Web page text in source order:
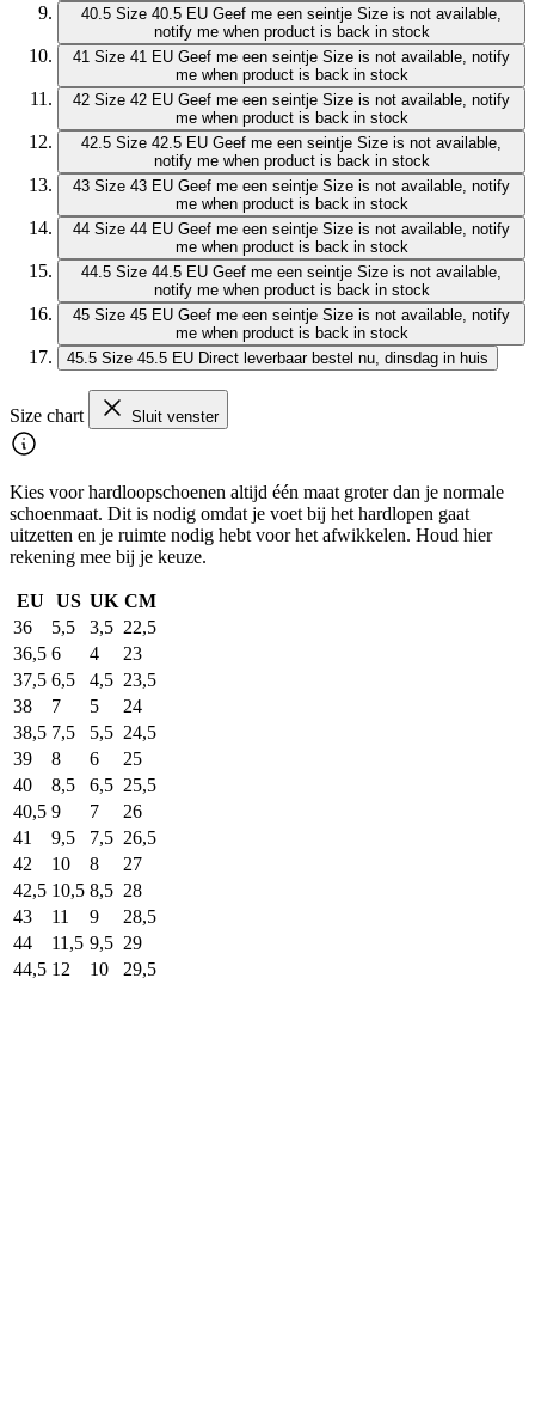
40.5 Size 40.5 EU Geef me een seintje Size is not available,
notify me when product is back in stock
41 Size 41 EU Geef me een seintje Size is not available, notify
me when product is back in stock
42 Size 42 EU Geef me een seintje Size is not available, notify
me when product is back in stock
42.5 Size 42.5 EU Geef me een seintje Size is not available,
notify me when product is back in stock
43 Size 43 EU Geef me een seintje Size is not available, notify
me when product is back in stock
44 Size 44 EU Geef me een seintje Size is not available, notify
me when product is back in stock
44.5 Size 44.5 EU Geef me een seintje Size is not available,
notify me when product is back in stock
45 Size 45 EU Geef me een seintje Size is not available, notify
me when product is back in stock
45.5 Size 45.5 EU Direct leverbaar bestel nu, dinsdag in huis
Size chart Sluit venster
Kies voor hardloopschoenen altijd één maat groter dan je normale
schoenmaat. Dit is nodig omdat je voet bij het hardlopen gaat
uitzetten en je ruimte nodig hebt voor het afwikkelen. Houd hier
rekening mee bij je keuze.
EU US UK CM
36
5,5 3,5 22,5
36,5 6 4
23
37,5 6,5 4,5 23,5
38
7 5
24
38,5 7,5 5,5 24,5
39
8 6
25
40
8,5 6,5 25,5
40,5 9 7
26
41
9,5 7,5 26,5
42
10 8
27
42,5 10,5 8,5 28
43
11 9
28,5
44
11,5 9,5 29
44,5 12 10 29,5